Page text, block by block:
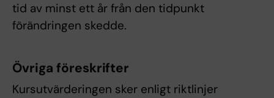
tid av minst ett år från den tidpunkt
förändringen skedde.
Övriga föreskrifter
Kursutvärderingen sker enligt riktlinjer